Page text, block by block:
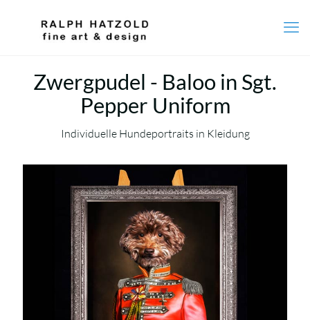
Zwergpudel - Baloo in Sgt.
Pepper Uniform
Individuelle Hundeportraits in Kleidung